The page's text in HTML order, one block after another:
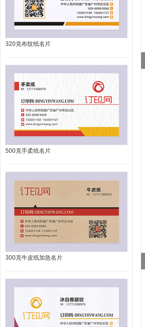
320克布纹纸名片
500克手柔纸名片
300克牛皮纸加急名片